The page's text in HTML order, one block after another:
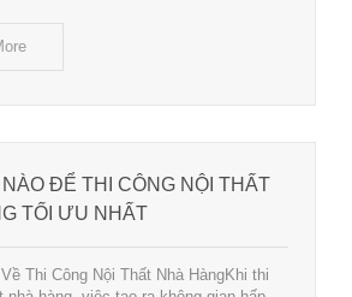
NÀO ĐỂ THI CÔNG NỘI THẤT
TỐI ƯU NHẤT
Thi Công Nội Thất Nhà HàngKhi thi